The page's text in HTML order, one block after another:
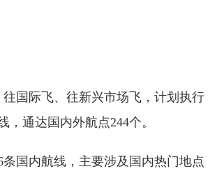
国际飞、往新兴市场飞，计划执行
通达国内外航点244个。
国内航线，主要涉及国内热门地点